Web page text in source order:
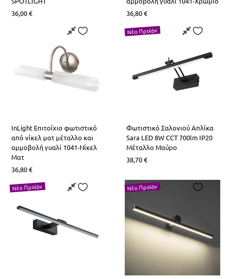
36,00€
36,80€
InLight Επιτοίχιο φωτιστικό
από νίκελ ματ μέταλλο και
αμμοβολή γυαλί 1041-Νίκελ
Ματ
36,80€
Νέο Προϊόν
Φωτιστικό Σαλονιού Απλίκα
Sara LED 8W CCT 700lm IP20
Μέταλλο Μαύρο
38,70€
Νέο Προϊόν Νέο Προϊόν